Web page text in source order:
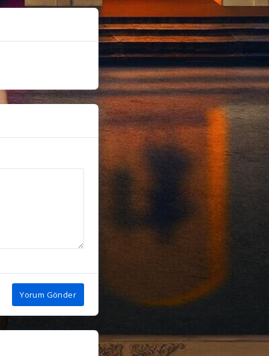
Yorum Gönder